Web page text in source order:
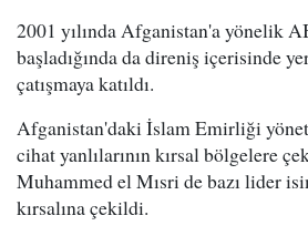
2001 yılında Afganistan'a yönelik
başladığında da direniş içerisinde
çatışmaya katıldı.
Afganistan'daki İslam Emirliği
cihat yanlılarının kırsal bölgelere
Muhammed el Mısri de bazı lider
kırsalına çekildi.